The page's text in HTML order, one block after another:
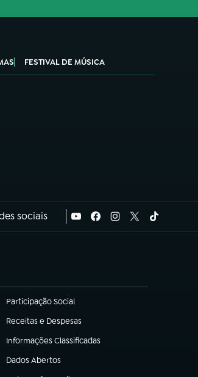
FESTIVAL DE MÚSICA
sociais
Participação Social
(abre em nova aba)
Receitas e Despesas
(abre em nova aba)
Informações Classificadas
(abre em nova aba)
Dados Abertos
(abre em nova aba)